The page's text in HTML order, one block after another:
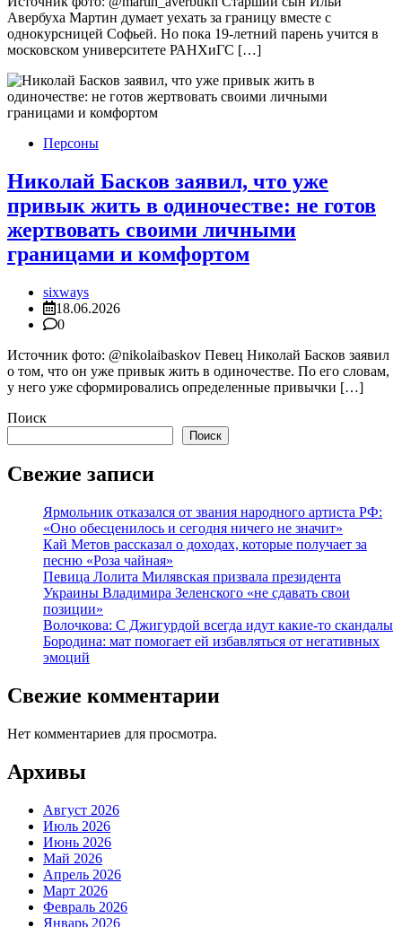
Авербуха Мартин думает уехать за границу вместе с
однокурсницей Софьей. Но пока 19-летний парень учится в
московском университете РАНХиГС […]
Персоны
Николай Басков заявил, что уже
привык жить в одиночестве: не готов
жертвовать своими личными
границами и комфортом
sixways
18.06.2026
0
Источник фото: @nikolaibaskov Певец Николай Басков заявил
о том, что он уже привык жить в одиночестве. По его словам,
у него уже сформировались определенные привычки […]
Поиск
Поиск
Свежие записи
Ярмольник отказался от звания народного артиста РФ:
«Оно обесценилось и сегодня ничего не значит»
Кай Метов рассказал о доходах, которые получает за
песню «Роза чайная»
Певица Лолита Милявская призвала президента
Украины Владимира Зеленского «не сдавать свои
позиции»
Волочкова: С Джигурдой всегда идут какие-то скандалы
Бородина: мат помогает ей избавляться от негативных
эмоций
Свежие комментарии
Нет комментариев для просмотра.
Архивы
Август 2026
Июль 2026
Июнь 2026
Май 2026
Апрель 2026
Март 2026
Февраль 2026
Январь 2026